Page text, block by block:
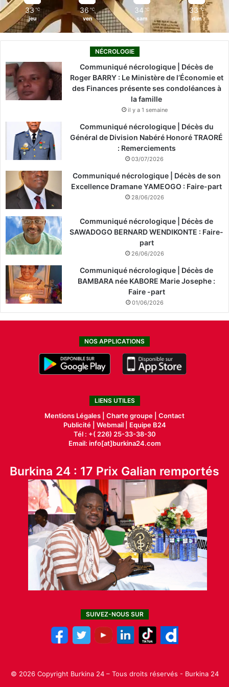
33 ℃
jeu
36 ℃
ven
34 ℃
sam
33 ℃
dim
NÉCROLOGIE
Communiqué nécrologique | Décès de
Roger BARRY : Le Ministère de l’Économie et
des Finances présente ses condoléances à
la famille
il y a 1 semaine
Communiqué nécrologique | Décès du
Général de Division Nabéré Honoré TRAORÉ
: Remerciements
03/07/2026
Communiqué nécrologique | Décès de son
Excellence Dramane YAMEOGO : Faire-part
28/06/2026
Communiqué nécrologique | Décès de
SAWADOGO BERNARD WENDIKONTE : Faire-
part
26/06/2026
Communiqué nécrologique | Décès de
BAMBARA née KABORE Marie Josephe :
Faire -part
01/06/2026
NOS APPLICATIONS
LIENS UTILES
Mentions Légales | Charte groupe | Contact
Publicité| Webmail |
Equipe B24
Tél : +( 226) 25-33-38-30
Email: info[at]burkina24.com
Burkina 24 : 17 Prix Galian remportés
SUIVEZ-NOUS SUR
© 2026 Copyright Burkina 24 – Tous droits réservés - Burkina 24